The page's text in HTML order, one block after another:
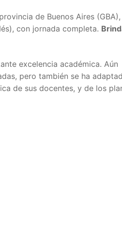
provincia de Buenos Aires
con jornada completa.
excelencia académica. Aún
pero también se ha
de sus docentes, y de los